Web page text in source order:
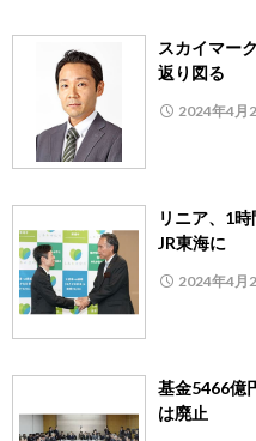
スカイマー
返り図る
2024年4月
リニア、1時
JR東海に
2024年4月
基金5466億
は廃止